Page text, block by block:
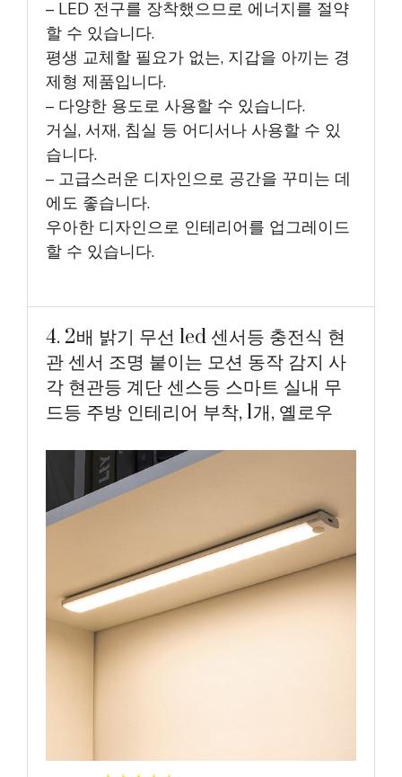
– LED 전구를 장착했으므로 에너지를 절약
할 수 있습니다.
평생 교체할 필요가 없는, 지갑을 아끼는 경
제형 제품입니다.
– 다양한 용도로 사용할 수 있습니다.
거실, 서재, 침실 등 어디서나 사용할 수 있
습니다.
– 고급스러운 디자인으로 공간을 꾸미는 데
에도 좋습니다.
우아한 디자인으로 인테리어를 업그레이드
할 수 있습니다.
4. 2배 밝기 무선 led 센서등 충전식 현
관 센서 조명 붙이는 모션 동작 감지 사
각 현관등 계단 센스등 스마트 실내 무
드등 주방 인테리어 부착, 1개, 옐로우